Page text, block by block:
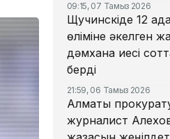
09:15, 07 Тамыз 2026
Щучинскіде 12
өліміне әкелген
дәмхана иесі
берді
21:59, 06 Тамыз 2026
Алматы
журналист